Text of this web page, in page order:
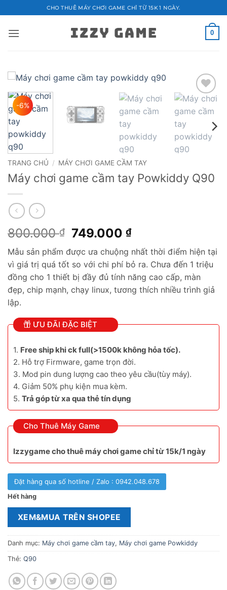
qua
nội
CHO THUÊ MÁY CHƠI GAME CHỈ TỪ 15K 1 NGÀY.
0
-6%
Add to
wishlist
TRANG CHỦ / MÁY CHƠI GAME CẦM TAY
Máy chơi game cầm tay Powkiddy Q90
800.000₫
Giá
là:
800.000 ₫.
749.000₫Giá
hiện
tại
là:
749.000 ₫.
Mẫu sản phẩm được ưa chuộng nhất thời điểm hiện tại
vì giá trị quá tốt so với chi phí bỏ ra. Chưa đến 1 triệu
đồng cho 1 thiết bị đầy đủ tính năng cao cấp, màn
đẹp, chip mạnh, chạy linux, tương thích nhiều trình giả
lập.
ƯU ĐÃI ĐẶC BIỆT
1. Free ship khi ck full(>1500k không hỏa tốc).
2. Hỗ trợ Firmware, game trọn đời.
3. Mod pin dung lượng cao theo yêu cầu(tùy máy).
4. Giảm 50% phụ kiện mua kèm.
5. Trả góp từ xa qua thẻ tín dụng
Cho Thuê Máy Game
Izzygame cho thuê máy chơi game chỉ từ 15k/1 ngày
Đặt hàng qua số hotline / Zalo : 0942.048.678
Hết hàng
XEM&MUA TRÊN SHOPEE
Danh mục: Máy chơi game cầm tay, Máy chơi game Powkiddy
Thẻ: Q90